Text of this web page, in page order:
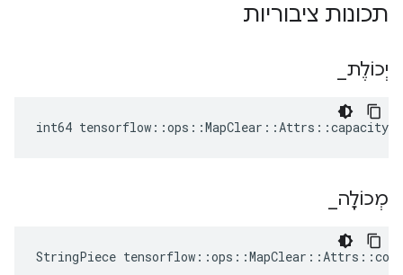
תכונות ציבוריות
יְכוֹלֶת
int64 tensorflow::ops::MapClear::Attrs::capacity_
מְכוֹלָה
StringPiece